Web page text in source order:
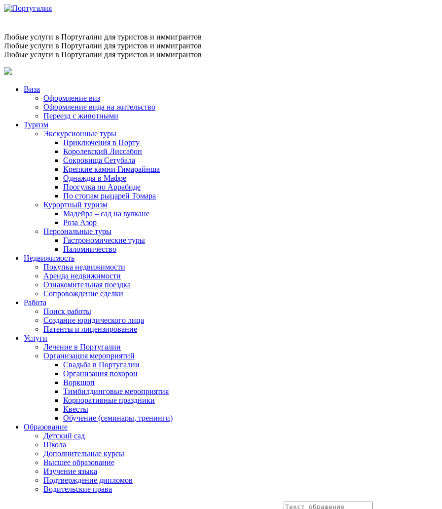
Любые услуги в Португалии для туристов и иммигрантов
Любые услуги в Португалии для туристов и иммигрантов
Любые услуги в Португалии для туристов и иммигрантов
Виза
Оформление виз
Оформление вида на жительство
Переезд с животными
Туризм
Экскурсионные туры
Приключения в Порту
Королевский Лиссабон
Сокровища Сетубала
Крепкие камни Гимарайнша
Однажды в Мафре
Прогулка по Аррабиде
По стопам рыцарей Томара
Курортный туризм
Мадейра – сад на вулкане
Роза Азор
Персональные туры
Гастрономические туры
Паломничество
Недвижимость
Покупка недвижимости
Аренда недвижимости
Ознакомительная поездка
Сопровождение сделки
Работа
Поиск работы
Создание юридического лица
Патенты и лицензирование
Услуги
Лечение в Португалии
Организация мероприятий
Свадьба в Португалии
Организация похорон
Воркшоп
Тимбилдинговые мероприятия
Корпоративные праздники
Квесты
Обучение (семинары, тренинги)
Образование
Детский сад
Школа
Дополнительные курсы
Высшее образование
Изучение языка
Подтверждение дипломов
Водительские права